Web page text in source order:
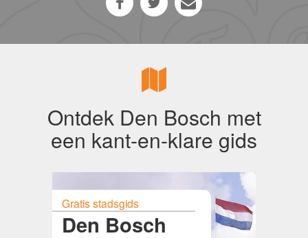
Ontdek Den Bosch met
een kant-en-klare gids
Gratis stadsgids
Den Bosch